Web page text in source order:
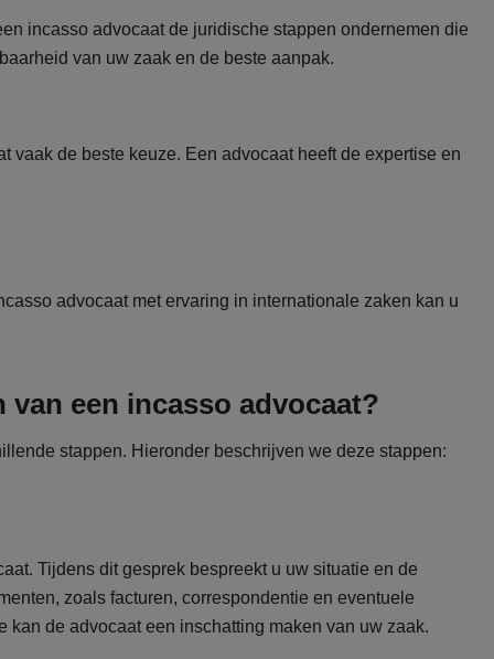
incasso advocaat de juridische stappen ondernemen die
van uw zaak en de beste aanpak.
de beste keuze. Een advocaat heeft de expertise en
advocaat met ervaring in internationale zaken kan u
een incasso advocaat?
stappen. Hieronder beschrijven we deze stappen:
Tijdens dit gesprek bespreekt u uw situatie en de
zoals facturen, correspondentie en eventuele
de advocaat een inschatting maken van uw zaak.